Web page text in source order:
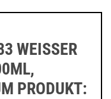
WEISSER P
I
PRODUKT: